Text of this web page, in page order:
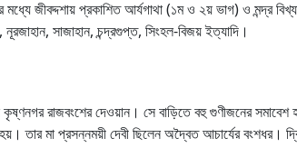
জীবদ্দশায় প্রকাশিত আর্যগাথা (১ম ও ২য় ভাগ) ও মন্দ্র
সাজাহান, চন্দ্রগুপ্ত, সিংহল-বিজয় ইত্যাদি।
কৃষ্ণনগর রাজবংশের দেওয়ান। সে বাড়িতে বহু গুণীজনের সমাবেশ
তার মা প্রসন্নময়ী দেবী ছিলেন অদ্বৈত আচার্যের বংশধর।